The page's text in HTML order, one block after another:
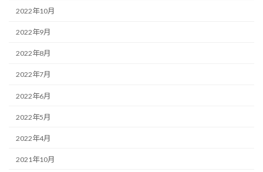
2022年10月
2022年9月
2022年8月
2022年7月
2022年6月
2022年5月
2022年4月
2021年10月